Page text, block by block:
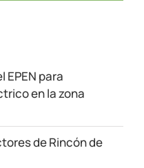
para
en la zona
de Rincón de